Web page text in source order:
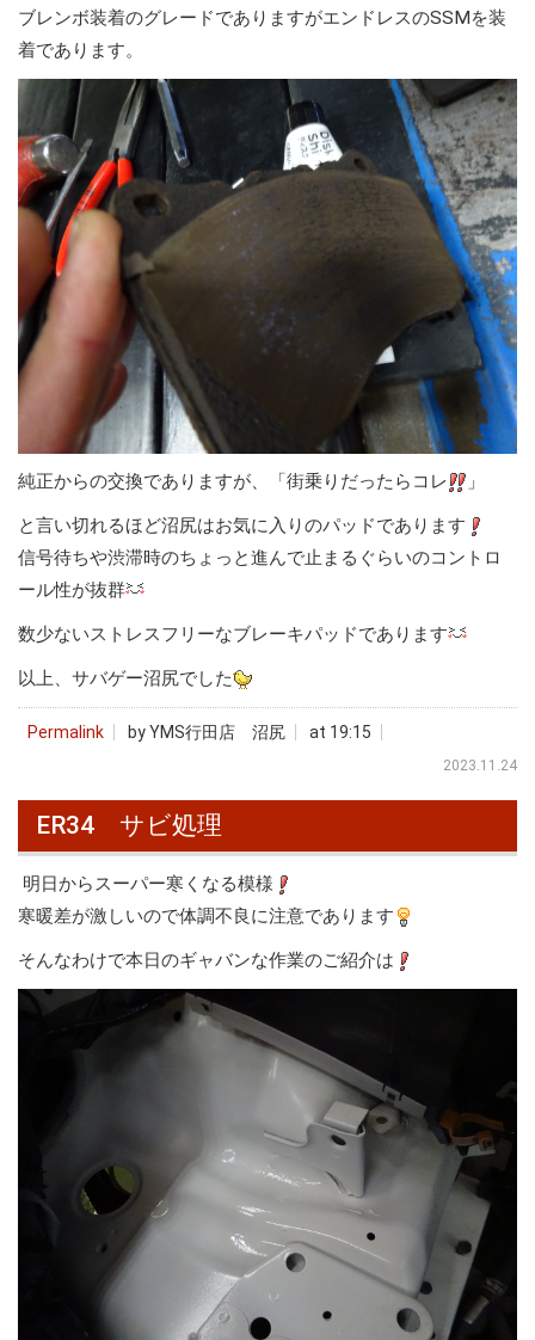
ブレンボ装着のグレードでありますがエンドレスのSSMを装
着であります。
純正からの交換でありますが、「街乗りだったらコレ 」
と言い切れるほど沼尻はお気に入りのパッドであります
信号待ちや渋滞時のちょっと進んで止まるぐらいのコントロ
ール性が抜群
数少ないストレスフリーなブレーキパッドであります
以上、サバゲー沼尻でした
Permalink by YMS行田店 沼尻 at 19:15
2023.11.24
ER34 サビ処理
明日からスーパー寒くなる模様
寒暖差が激しいので体調不良に注意であります
そんなわけで本日のギャバンな作業のご紹介は